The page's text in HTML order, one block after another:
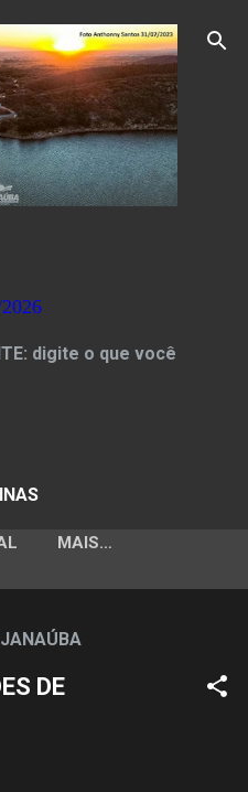
principal
digite o que você
MAIS…
DE